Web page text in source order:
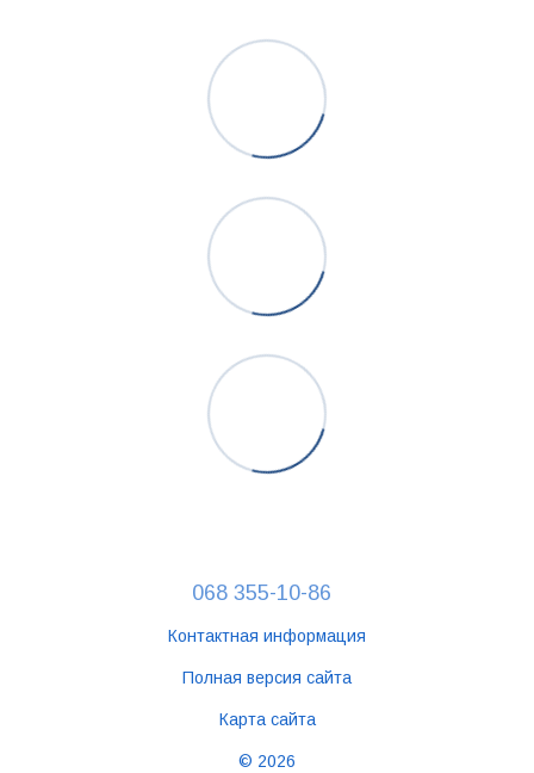
068 355-10-86
Контактная информация
Полная версия сайта
Карта сайта
© 2026